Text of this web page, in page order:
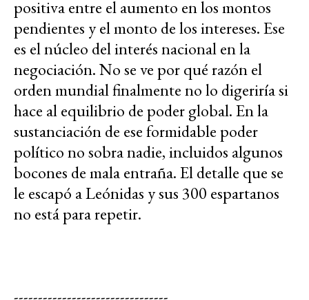
positiva entre el aumento en los montos
pendientes y el monto de los intereses. Ese
es el núcleo del interés nacional en la
negociación. No se ve por qué razón el
orden mundial finalmente no lo digeriría si
hace al equilibrio de poder global. En la
sustanciación de ese formidable poder
político no sobra nadie, incluidos algunos
bocones de mala entraña. El detalle que se
le escapó a Leónidas y sus 300 espartanos
no está para repetir.